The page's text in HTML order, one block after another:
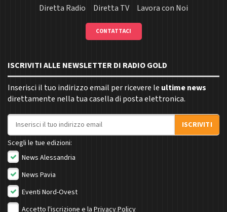
Diretta Radio
Diretta TV Lavora con Noi
CONTATTACI
ISCRIVITI ALLE NEWSLETTER DI RADIO GOLD
Inserisci il tuo indirizzo email per ricevere le ultime news
direttamente nella tua casella di posta elettronica.
Indirizzo email
ISCRIVITI
Scegli le tue edizioni:
News Alessandria
News Pavia
Eventi Nord-Ovest
Accetto l'iscrizione e la Privacy Policy